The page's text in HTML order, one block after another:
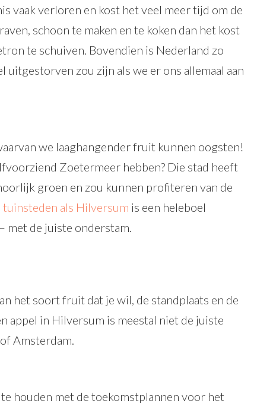
vaak verloren en kost het veel meer tijd om de
schoon te maken en te koken dan het kost
te schuiven. Bovendien is Nederland zo
zou zijn als we er ons allemaal aan
we laaghangender fruit kunnen oogsten!
Zoetermeer hebben? Die stad heeft
groen en zou kunnen profiteren van de
tuinsteden als Hilversum is een heleboel
met de juiste onderstam.
het soort fruit dat je wil, de standplaats en de
appel in Hilversum is meestal niet de juiste
Amsterdam.
houden met de toekomstplannen voor het